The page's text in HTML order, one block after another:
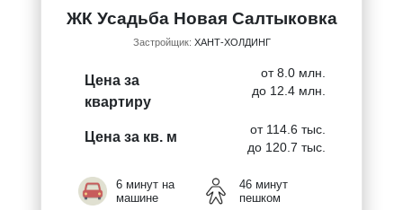
ЖК Усадьба Новая Салтыковка
Застройщик: ХАНТ-ХОЛДИНГ
Цена за
квартиру
от 8.0 млн.
до 12.4 млн.
Цена за кв. м
от 114.6 тыс.
до 120.7 тыс.
6 минут на
машине
46 минут
пешком